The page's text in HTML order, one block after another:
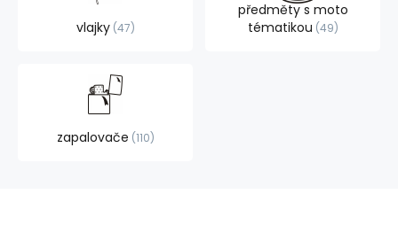
vlajky 47
předměty s moto
tématikou 49
zapalovače 110